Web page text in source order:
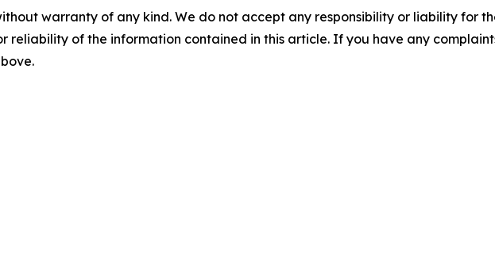
warranty of any kind. We do not accept any responsibility or liability for
reliability of the information contained in this article. If you have any